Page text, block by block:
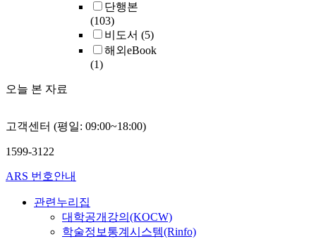
단행본
(103)
비도서 (5)
해외eBook
(1)
오늘 본 자료
고객센터 (평일: 09:00~18:00)
1599-3122
ARS 번호안내
관련누리집
대학공개강의(KOCW)
학술정보통계시스템(Rinfo)